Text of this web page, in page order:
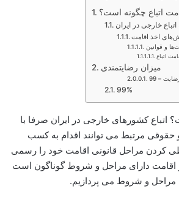
اتباع چگونه است؟
اتباع
میزان رضایتمندی
99%
اتباع کشورهای خارجی در ایران صرفا با
حقوقی مرتبط می توانند اقدام به کسب
کردن مراحل قانونی اقامت خود را رسمی
اقامت دارای مراحل و شروط گوناگون است
مراحل و شروط می پردازیم.